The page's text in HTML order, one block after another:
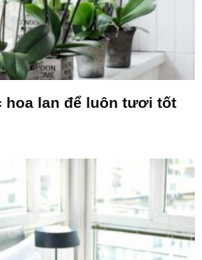
hoa lan để luôn tươi tốt